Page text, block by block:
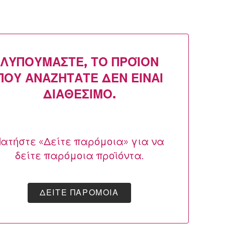
ΛΥΠΟΎΜΑΣΤΕ, ΤΟ ΠΡΟΪΌΝ
ΑΝΑΖΗΤΆΤΕ ΔΕΝ ΕΊΝΑΙ
ΔΙΑΘΈΣΙΜΟ.
«Δείτε παρόμοια» για να
δείτε παρόμοια προϊόντα.
ΔΕΊΤΕ ΠΑΡΌΜΟΙΑ